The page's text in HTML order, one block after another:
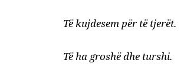
Të kujdesem për të tjerët.
Të ha groshë dhe turshi.